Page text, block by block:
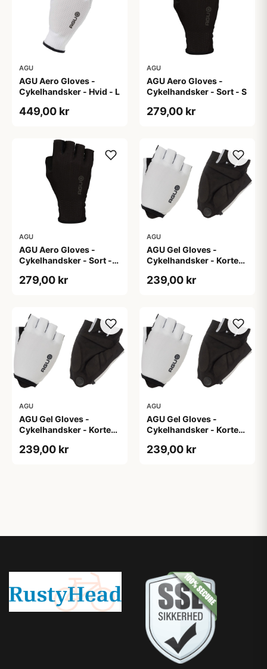
AGU
AGU Aero Gloves -
Cykelhandsker - Hvid - L
449,00 kr
AGU
AGU Aero Gloves -
Cykelhandsker - Sort - S
279,00 kr
AGU
AGU Aero Gloves -
Cykelhandsker - Sort -
279,00 kr
AGU
AGU Gel Gloves -
Cykelhandsker - Korte
239,00 kr
AGU
AGU Gel Gloves -
Cykelhandsker - Korte
239,00 kr
AGU
AGU Gel Gloves -
Cykelhandsker - Korte
239,00 kr